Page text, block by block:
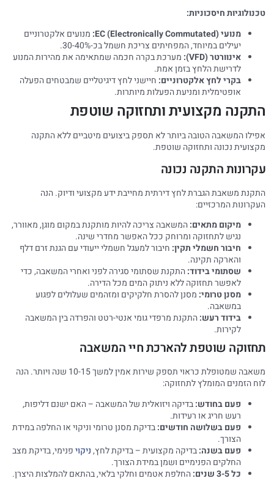
טכנולוגיות חיסכוניות:
מנועי EC (Electronically Commutated):
מנועים אלקטרוניים
יעילים במיוחד, המפחיתים צריכת חשמל בכ-30-40%.
אינוורטר (VFD):
מערכת בקרה חכמה שמתאימה את מהירות המנוע
לדרישת הלחץ בזמן אמת.
בקרי לחץ אלקטרוניים: חיישני לחץ דיגיטליים שמבטחים הפעלה
אופטימלית ומניעת הפעלות מיותרות.
התקנה מקצועית ותחזוקה שוטפת
אפילו המשאבה הטובה ביותר לא תספק ביצועים מיטביים ללא התקנה
מקצועית נכונה ותחזוקה שוטפת.
עקרונות התקנה נכונה
התקנת משאבת הגברת לחץ דירתית מחייבת ידע מקצועי ודיוק. הנה
העקרונות המרכזיים:
מיקום מתאים:המשאבה צריכה להיות מותקנת במקום מוגן, מאוורר,
נגיש לתחזוקה ומרוחק ככל האפשר מחדרי שינה.
חיבור חשמלי תקין: חיבור למעגל חשמלי ייעודי עם הגנת זרם דלף
והארקה תקינה.
שסתומי בידוד:התקנת שסתומי סגירה לפני ואחרי המשאבה, כדי
לאפשר תחזוקה ללא ניתוק המים מכל הדירה.
מסנן טרומי: מסנן להסרת חלקיקים ומזהמים שעלולים לפגוע
במשאבה.
בידוד רעש:התקנת מרפדי גומי אנטי-רטט והפרדה בין המשאבה
לקירות.
תחזוקה שוטפת להארכת חיי המשאבה
משאבה שמטופלת כראוי תספק שירות אמין למשך 10-15 שנה ויותר. הנה
לוח הזמנים המומלץ לתחזוקה:
פעם בחודש:בדיקה ויזואלית של המשאבה – האם ישנם דליפות,
רעש חריג או רעידות.
פעם בשלושה חודשים:בדיקת מסנן טרומי וניקוי או החלפה במידת
הצורך.
פעם בשנה:בדיקה מקצועית – בדיקת לחץ,ניקויפנימי, בדיקת מצב
החלקים הפנימיים ושמן במידת הצורך.
כל 3-5 שנים:
החלפת אטמים וחלקי בלאי, בהתאם להמלצות היצרן.